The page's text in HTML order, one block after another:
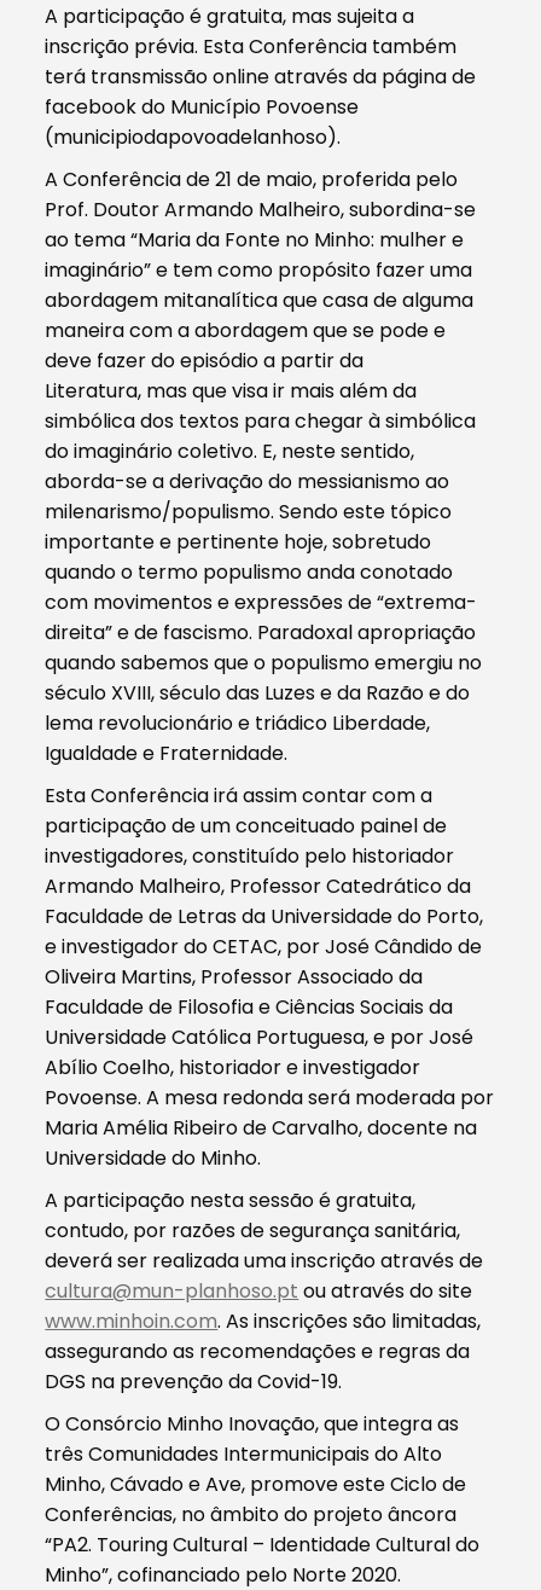
A participação é gratuita, mas sujeita a
inscrição prévia. Esta Conferência também
terá transmissão online através da página de
facebook do Município Povoense
(municipiodapovoadelanhoso).
A Conferência de 21 de maio, proferida pelo
Prof. Doutor Armando Malheiro, subordina-se
ao tema “Maria da Fonte no Minho: mulher e
imaginário” e tem como propósito fazer uma
abordagem mitanalítica que casa de alguma
maneira com a abordagem que se pode e
deve fazer do episódio a partir da
Literatura, mas que visa ir mais além da
simbólica dos textos para chegar à simbólica
do imaginário coletivo. E, neste sentido,
aborda-se a derivação do messianismo ao
milenarismo/populismo. Sendo este tópico
importante e pertinente hoje, sobretudo
quando o termo populismo anda conotado
com movimentos e expressões de “extrema-
direita” e de fascismo. Paradoxal apropriação
quando sabemos que o populismo emergiu no
século XVIII, século das Luzes e da Razão e do
lema revolucionário e triádico Liberdade,
Igualdade e Fraternidade.
Esta Conferência irá assim contar com a
participação de um conceituado painel de
investigadores, constituído pelo historiador
Armando Malheiro, Professor Catedrático da
Faculdade de Letras da Universidade do Porto,
e investigador do CETAC, por José Cândido de
Oliveira Martins, Professor Associado da
Faculdade de Filosofia e Ciências Sociais da
Universidade Católica Portuguesa, e por José
Abílio Coelho, historiador e investigador
Povoense. A mesa redonda será moderada por
Maria Amélia Ribeiro de Carvalho, docente na
Universidade do Minho.
A participação nesta sessão é gratuita,
contudo, por razões de segurança sanitária,
deverá ser realizada uma inscrição através de
cultura@mun-planhoso.pt ou através do site
www.minhoin.com. As inscrições são limitadas,
assegurando as recomendações e regras da
DGS na prevenção da Covid-19.
O Consórcio Minho Inovação, que integra as
três Comunidades Intermunicipais do Alto
Minho, Cávado e Ave, promove este Ciclo de
Conferências, no âmbito do projeto âncora
“PA2. Touring Cultural – Identidade Cultural do
Minho”, cofinanciado pelo Norte 2020.